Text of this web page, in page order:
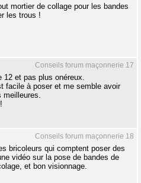
mortier de collage pour les bandes
les trous !
Conseils forum maçonnerie 17
12 et pas plus onéreux.
facile à poser et me semble avoir
meilleures.
Conseils forum maçonnerie 18
bricoleurs qui comptent poser des
vidéo sur la pose de bandes de
et bon visionnage.